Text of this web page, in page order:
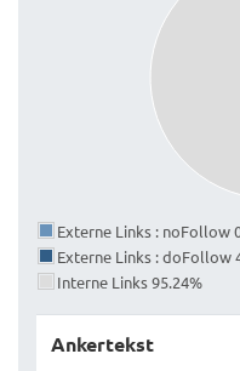
Externe Links : noFollow
Externe Links : doFollow
Interne Links 95.24%
Ankertekst